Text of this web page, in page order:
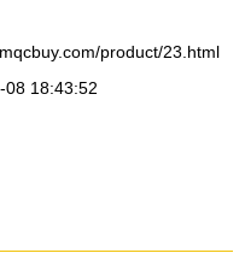
product/23.html
08 18:43:52